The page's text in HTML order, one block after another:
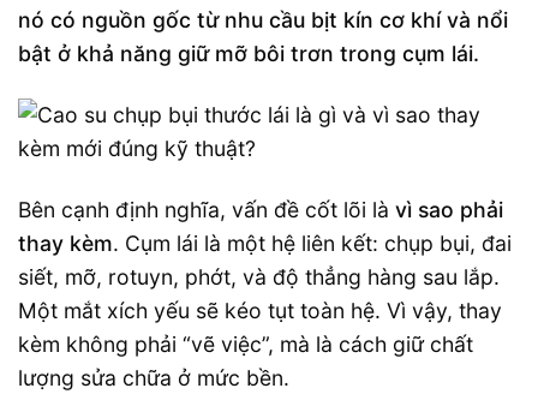
nó có nguồn gốc từ nhu cầu bịt kín cơ khí và nổi
bật ở khả năng giữ mỡ bôi trơn trong cụm lái.
Bên cạnh định nghĩa, vấn đề cốt lõi là vì sao phải
thay kèm. Cụm lái là một hệ liên kết: chụp bụi, đai
siết, mỡ, rotuyn, phớt, và độ thẳng hàng sau lắp.
Một mắt xích yếu sẽ kéo tụt toàn hệ. Vì vậy, thay
kèm không phải “vẽ việc”, mà là cách giữ chất
lượng sửa chữa ở mức bền.